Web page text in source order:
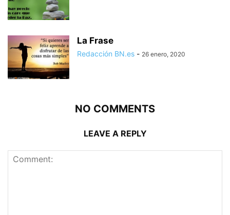
La Frase
Redacción BN.es - 26 enero, 2020
NO COMMENTS
LEAVE A REPLY